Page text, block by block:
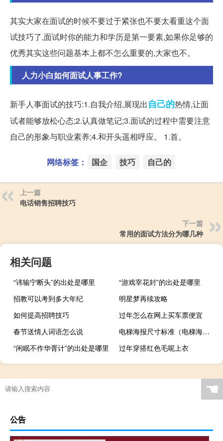
其实大家在面试的时候不要过于紧张也不要太看重这个面
试技巧了,面试时你的能力和学历是第一要素,如果你足够的
优秀其实这些问题基本上都不怎么重要的,大家也不。
人力小白如何面试人事工作?
新手人事面试的技巧:1.自我介绍,展现出自己的热情,让面
试者能够放松心态;2.认真做笔记;3.面试的过程中需要注意
自己的形象与职业素养;4.和开头遥相呼应。 1.首。
网络标签： 国企 技巧 自己的
上一篇
电话销售招聘技巧
下一篇
常用的面试方法分为哪几种
相关问题
“讳输宁断头”的出处是哪里
“游戏宰花封”的出处是哪里
招教可以考到多大年纪
明星梦再续攻略
如何提高招聘技巧
过年怎么在网上买车票便宜
春节送情人词语怎么说
电梯海报尺寸标准（电梯海报尺寸）
“闲眠不作华胥计”的出处是哪里
过年穿搭红色毛呢上衣
☚
公告